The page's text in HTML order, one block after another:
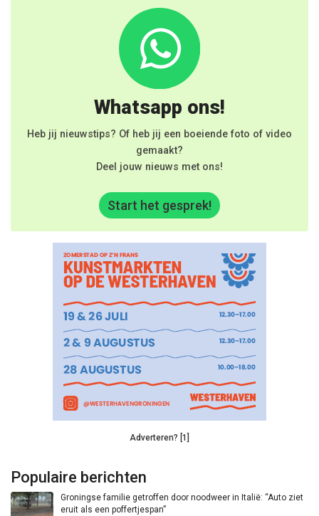
Whatsapp ons!
Heb jij nieuwstips? Of heb jij een boeiende foto of video
gemaakt?
Deel jouw nieuws met ons!
Start het gesprek!
Adverteren? [1]
Populaire berichten
Groningse familie getroffen door noodweer in Italië: “Auto ziet
eruit als een poffertjespan”